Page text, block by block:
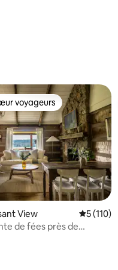
voyageurs les plus
voyageurs
View
5 (110)
de fées près de